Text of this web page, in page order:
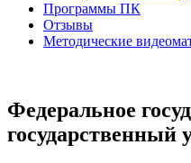
Программы ПК
Отзывы
Методические
Федеральное
государственный